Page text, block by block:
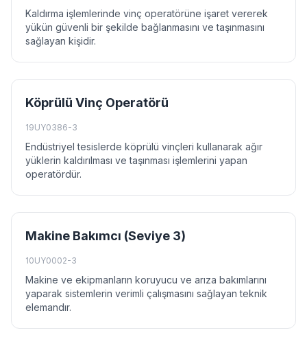
Kaldırma işlemlerinde vinç operatörüne işaret vererek
yükün güvenli bir şekilde bağlanmasını ve taşınmasını
sağlayan kişidir.
Köprülü Vinç Operatörü
19UY0386-3
Endüstriyel tesislerde köprülü vinçleri kullanarak ağır
yüklerin kaldırılması ve taşınması işlemlerini yapan
operatördür.
Makine Bakımcı (Seviye 3)
10UY0002-3
Makine ve ekipmanların koruyucu ve arıza bakımlarını
yaparak sistemlerin verimli çalışmasını sağlayan teknik
elemandır.